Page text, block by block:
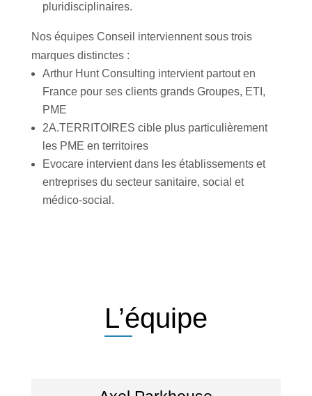
pluridisciplinaires.
Nos équipes Conseil interviennent sous trois
marques distinctes :
Arthur Hunt Consulting intervient partout en
France pour ses clients grands Groupes, ETI,
PME
2A.TERRITOIRES cible plus particulièrement
les PME en territoires
Evocare intervient dans les établissements et
entreprises du secteur sanitaire, social et
médico-social.
L’équipe